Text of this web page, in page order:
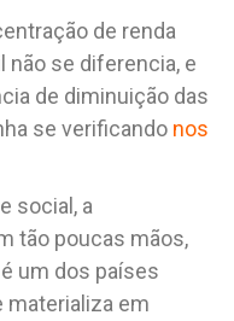
de renda
não se diferencia, e
de diminuição das
se verificando nos
social, a
tão poucas mãos,
um dos países
materializa em